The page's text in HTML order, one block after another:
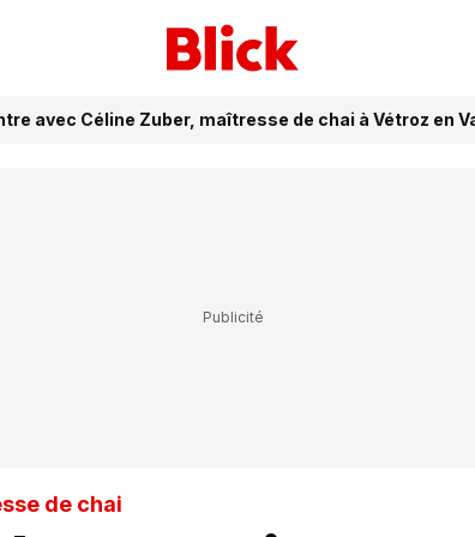
avec Céline Zuber, maîtresse de chai à Vétroz en
de chai